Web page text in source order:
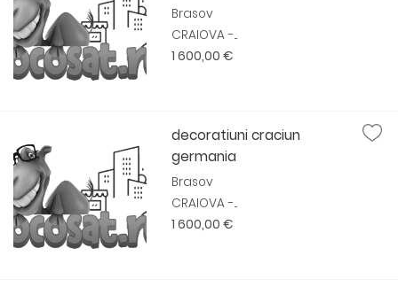
Brasov
CRAIOVA -...
1 600,00 €
decoratiuni craciun
germania
Brasov
CRAIOVA -...
1 600,00 €